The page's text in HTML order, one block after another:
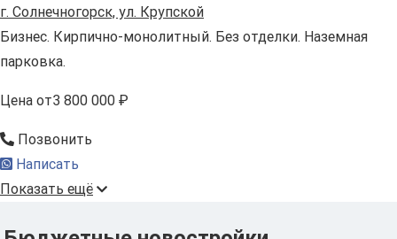
г. Солнечногорск, ул. Крупской
Бизнес. Кирпично-монолитный. Без отделки. Наземная
парковка.
Цена от3 800 000 ₽
Позвонить
Написать
Показать ещё